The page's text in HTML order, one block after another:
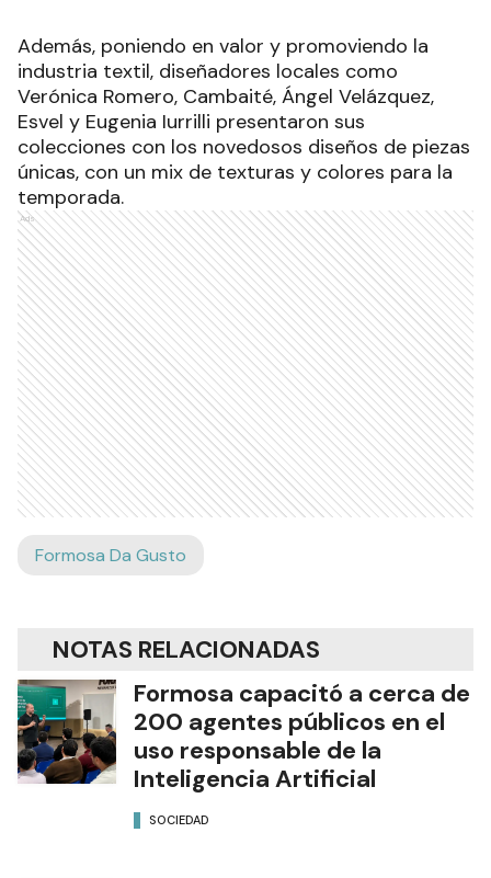
Además, poniendo en valor y promoviendo la
industria textil, diseñadores locales como
Verónica Romero, Cambaité, Ángel Velázquez,
Esvel y Eugenia Iurrilli presentaron sus
colecciones con los novedosos diseños de piezas
únicas, con un mix de texturas y colores para la
temporada.
Ads
Formosa Da Gusto
NOTAS RELACIONADAS
Formosa capacitó a cerca de
200 agentes públicos en el
uso responsable de la
Inteligencia Artificial
SOCIEDAD